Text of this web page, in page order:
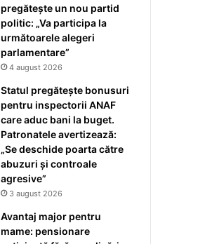
pregătește un nou partid
politic: „Va participa la
următoarele alegeri
parlamentare”
4 august 2026
Statul pregătește bonusuri
pentru inspectorii ANAF
care aduc bani la buget.
Patronatele avertizează:
„Se deschide poarta către
abuzuri și controale
agresive”
3 august 2026
Avantaj major pentru
mame: pensionare